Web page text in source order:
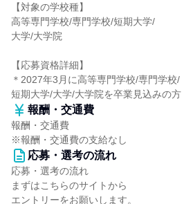
【対象の学校種】
高等専門学校/専門学校/短期大学/
大学/大学院
【応募資格詳細】
＊2027年3月に高等専門学校/専門学校/
短期大学/大学/大学院を卒業見込みの方
報酬・交通費
報酬・交通費
※報酬・交通費の支給なし
応募・選考の流れ
応募・選考の流れ
まずはこちらのサイトから
エントリーをお願いします。